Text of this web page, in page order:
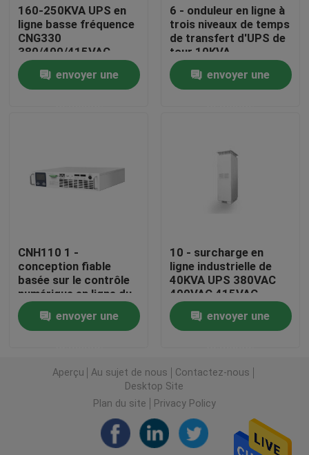
Nouvelles
News
Alimentation d'énergie de télécom
Système de stockage de l'énergie
paquet de batterie de fer de lithium
Systèmes extérieurs d'UPS
modulaire du système UPS
160-250KVA UPS en
ligne basse fréquence
CNG330
380/400/415VAC
haute intelligence et
fiable envoyer une
6 - onduleur en ligne à
trois niveaux de temps
de transfert d'UPS de
tour 10KVA
compatible avec
Genset d'inverseur à
trois niveaux
envoyer une
CNH110 1 -
conception fiable
basée sur le contrôle
numérique en ligne du
bâti de support DSP
d'UPS 3KVAenvoyer une
10 - surcharge en
ligne industrielle de
40KVA UPS 380VAC
400VAC 415VAC
numériquement anti
surchargeenvoyer une
Aperçu Au sujet de nous
Contactez-nous
Desktop Site
Plan du site
Privacy Policy